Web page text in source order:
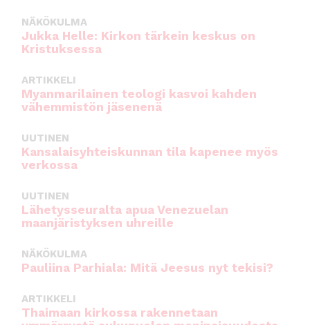
NÄKÖKULMA
Jukka Helle: Kirkon tärkein keskus on
Kristuksessa
ARTIKKELI
Myanmarilainen teologi kasvoi kahden
vähemmistön jäsenenä
UUTINEN
Kansalaisyhteiskunnan tila kapenee myös
verkossa
UUTINEN
Lähetysseuralta apua Venezuelan
maanjäristyksen uhreille
NÄKÖKULMA
Pauliina Parhiala: Mitä Jeesus nyt tekisi?
ARTIKKELI
Thaimaan kirkossa rakennetaan